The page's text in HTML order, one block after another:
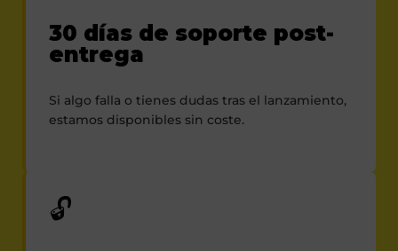
30 días de soporte post-
entrega
Si algo falla o tienes dudas tras el lanzamiento,
estamos disponibles sin coste.
🔓